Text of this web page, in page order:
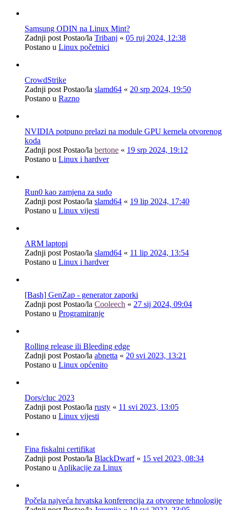
Samsung ODIN na Linux Mint?
Zadnji post Postao/la Tribanj « 05 ruj 2024, 12:38
Postano u Linux početnici
CrowdStrike
Zadnji post Postao/la slamd64 « 20 srp 2024, 19:50
Postano u Razno
NVIDIA potpuno prelazi na module GPU kernela otvorenog
koda
Zadnji post Postao/la bertone « 19 srp 2024, 19:12
Postano u Linux i hardver
Run0 kao zamjena za sudo
Zadnji post Postao/la slamd64 « 19 lip 2024, 17:40
Postano u Linux vijesti
ARM laptopi
Zadnji post Postao/la slamd64 « 11 lip 2024, 13:54
Postano u Linux i hardver
[Bash] GenZap - generator zaporki
Zadnji post Postao/la Cooleech « 27 sij 2024, 09:04
Postano u Programiranje
Rolling release ili Bleeding edge
Zadnji post Postao/la abnetta « 20 svi 2023, 13:21
Postano u Linux općenito
Dors/cluc 2023
Zadnji post Postao/la rusty « 11 svi 2023, 13:05
Postano u Linux vijesti
Fina fiskalni certifikat
Zadnji post Postao/la BlackDwarf« 15 vel 2023, 08:34
Postano u Aplikacije za Linux
Počela najveća hrvatska konferencija za otvorene tehnologije